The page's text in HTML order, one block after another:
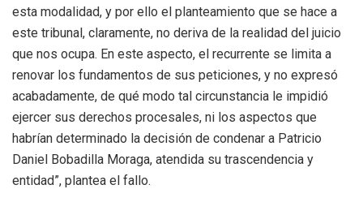
esta modalidad, y por ello el planteamiento que se hace a
este tribunal, claramente, no deriva de la realidad del juicio
que nos ocupa. En este aspecto, el recurrente se limita a
renovar los fundamentos de sus peticiones, y no expresó
acabadamente, de qué modo tal circunstancia le impidió
ejercer sus derechos procesales, ni los aspectos que
habrían determinado la decisión de condenar a Patricio
Daniel Bobadilla Moraga, atendida su trascendencia y
entidad”, plantea el fallo.